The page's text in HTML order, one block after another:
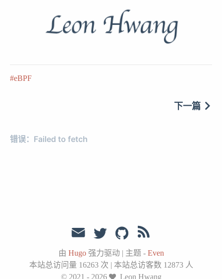
eBPF
下一篇
由 Hugo强力驱动 | 主题 - Even
本站总访问量 16263次 | 本站总访客数 12873人
© 2021 - 2026
Leon Hwang